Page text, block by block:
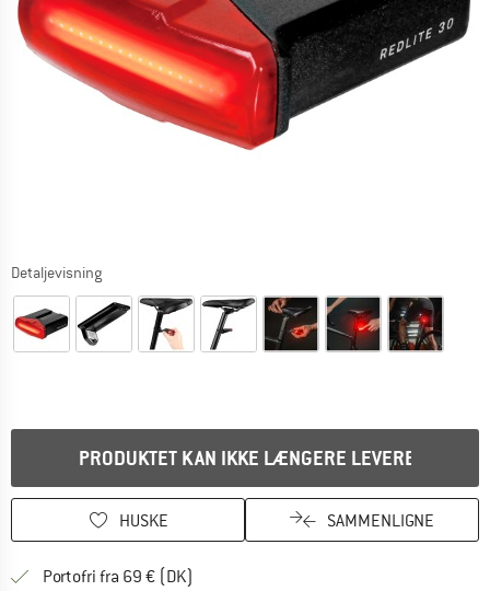
Detaljevisning
PRODUKTET KAN IKKE LÆNGERE LEVERES
HUSKE SAMMENLIGNE
Portofri fra 69 € (DK)